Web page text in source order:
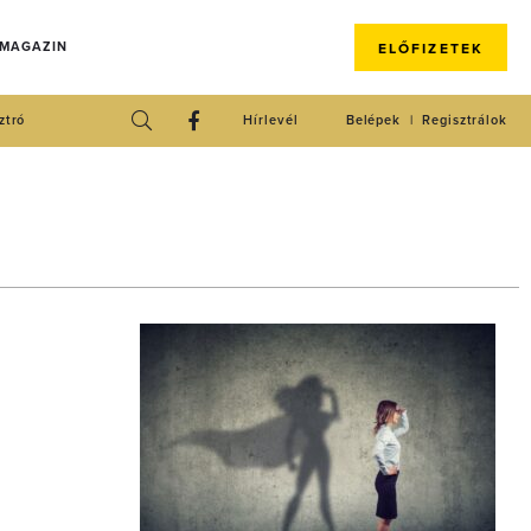
ELŐFIZETEK
Regisztrálok
Belépek
Hírlevél